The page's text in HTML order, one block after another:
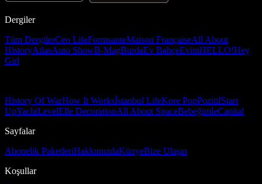
Dergiler
Tüm DergilerCeo LifeFormsanteMaison FrançaiseAll About
HistoryAtlasAuto ShowB-MagBurdaEv BahçeEvimHELLO!Hey
Girl
History Of WarHow It Worksİstanbul LifeKore PopPozitifStart
UpYachtLevelElle DecorationAll About SpaceBebeğimleCapital
Sayfalar
Abonelik PaketleriHakkımızdaKünyeBize Ulaşın
Koşullar